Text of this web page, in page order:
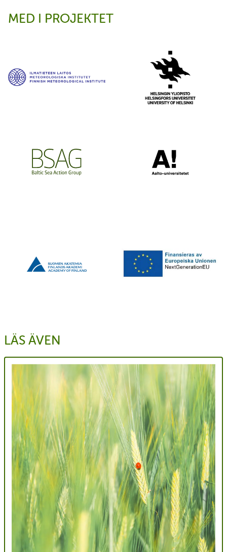
MED I PROJEKTET
LÄS ÄVEN